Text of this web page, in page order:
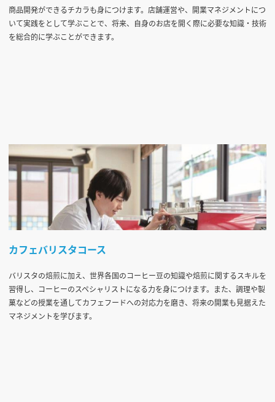
商品開発ができるチカラも身につけます。店舗運営や、開業マネジメントにつ
いて実践をとして学ぶことで、将来、自身のお店を開く際に必要な知識・技術
を総合的に学ぶことができます。
カフェバリスタコース
バリスタの焙煎に加え、世界各国のコーヒー豆の知識や焙煎に関するスキルを
習得し、コーヒーのスペシャリストになる力を身につけます。また、調理や製
菓などの授業を通してカフェフードへの対応力を磨き、将来の開業も見据えた
マネジメントを学びます。